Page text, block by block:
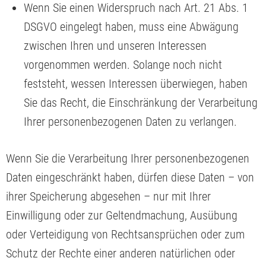
Wenn Sie einen Widerspruch nach Art. 21 Abs. 1
DSGVO eingelegt haben, muss eine Abwägung
zwischen Ihren und unseren Interessen
vorgenommen werden. Solange noch nicht
feststeht, wessen Interessen überwiegen, haben
Sie das Recht, die Einschränkung der Verarbeitung
Ihrer personenbezogenen Daten zu verlangen.
Wenn Sie die Verarbeitung Ihrer personenbezogenen
Daten eingeschränkt haben, dürfen diese Daten – von
ihrer Speicherung abgesehen – nur mit Ihrer
Einwilligung oder zur Geltendmachung, Ausübung
oder Verteidigung von Rechtsansprüchen oder zum
Schutz der Rechte einer anderen natürlichen oder